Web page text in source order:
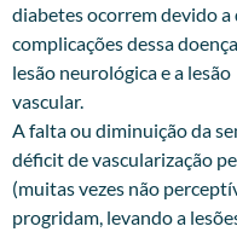
diabetes ocorrem devido a
complicações dessa
lesão neurológica e a lesão
vascular.
A falta ou diminuição da
déficit de vascularização
(muitas vezes não
progridam, levando a